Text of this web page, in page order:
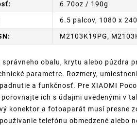
6.70oz / 190g
6.5 palcov, 1080 x
M2103K19PG,
správneho obalu, krytu alebo púzdra
parametre. Rozmery,
a funkčnosť. Pre XIAOMI
porovnajte ich s údajmi uvedenými v
konektor a fotoaparát musí presne
telefónu obmedzené